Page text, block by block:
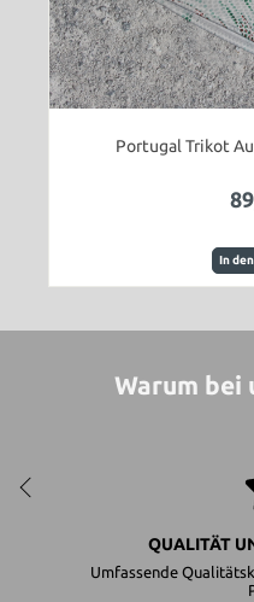
Portugal Trikot
In
Warum bei
QUALITÄT
Umfassende